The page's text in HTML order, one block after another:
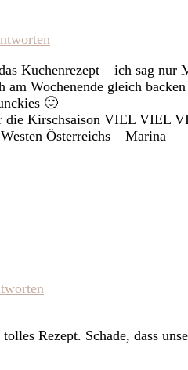
Kuchenrezept – ich sag
am Wochenende gleich
🙂
die Kirschsaison VIEL VIEL
Österreichs – Marina
tolles Rezept. Schade, dass